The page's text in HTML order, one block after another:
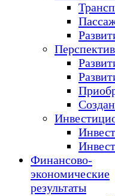
Финансово-
экономические
результаты